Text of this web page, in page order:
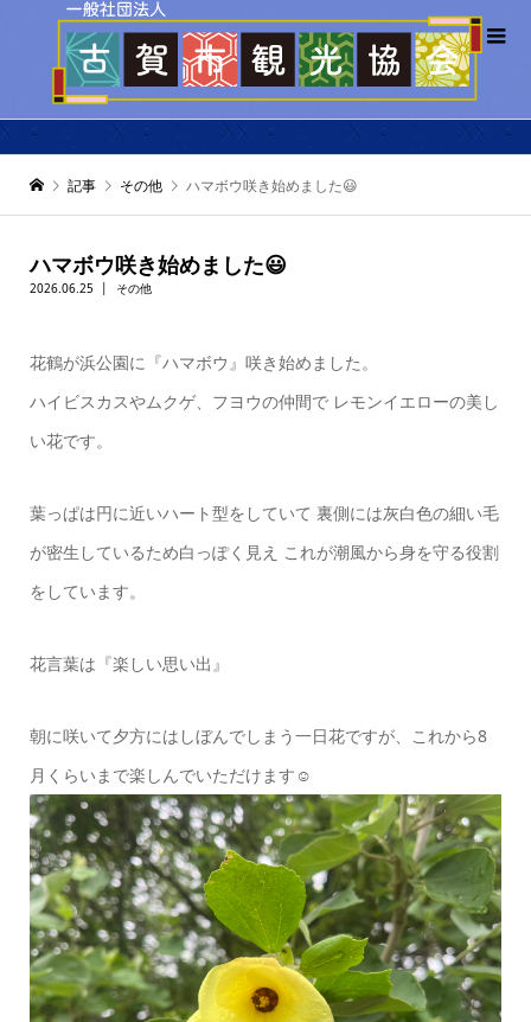
記事 その他 ハマボウ咲き始めました😃
ハマボウ咲き始めました😃
2026.06.25 その他
花鶴が浜公園に『ハマボウ』咲き始めました。
ハイビスカスやムクゲ、フヨウの仲間で レモンイエローの美し
い花です。
葉っぱは円に近いハート型をしていて 裏側には灰白色の細い毛
が密生しているため白っぽく見え これが潮風から身を守る役割
をしています。
花言葉は『楽しい思い出』
朝に咲いて夕方にはしぼんでしまう一日花ですが、これから8
月くらいまで楽しんでいただけます☺️